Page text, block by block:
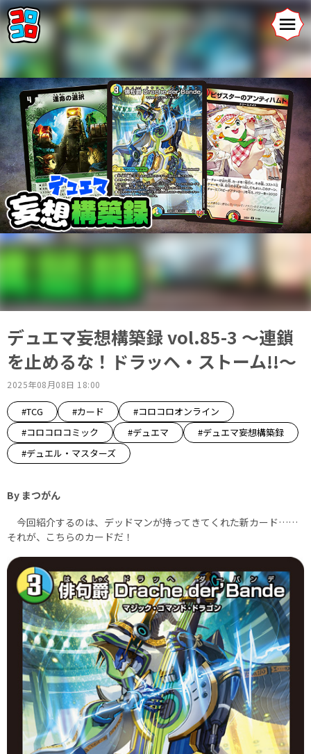
デュエマ妄想構築録 vol.85-3 ～連鎖
を止めるな！ドラッヘ・ストーム!!～
2025年08月08日 18:00
#TCG #カード
#コロコロオンライン
#コロコロコミック
#デュエマ
#デュエマ妄想構築録
#デュエル・マスターズ
By まつがん
今回紹介するのは、デッドマンが持ってきてくれた新カード……
それが、こちらのカードだ！